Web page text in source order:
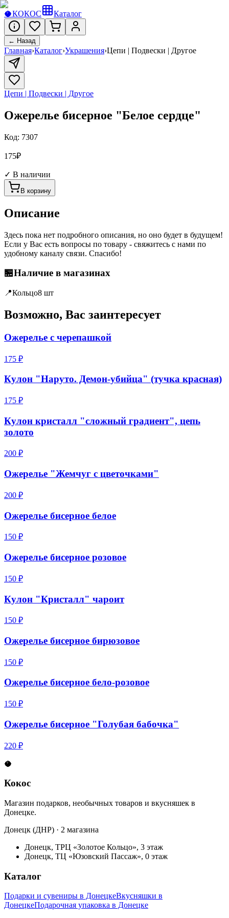
🥥КОКОС Каталог
← Назад
Главная›Каталог›Украшения›Цепи | Подвески | Другое
Цепи | Подвески | Другое
Ожерелье бисерное "Белое сердце"
Код: 7307
175₽
✓ В наличии
В корзину
Описание
Здесь пока нет подробного описания, но оно будет в будущем!
Если у Вас есть вопросы по товару - свяжитесь с нами по
удобному каналу связи. Спасибо!
🏪Наличие в магазинах
📍Кольцо8 шт
Возможно, Вас заинтересует
Ожерелье c черепашкой
175 ₽
Кулон "Наруто. Демон-убийца" (тучка красная)
175 ₽
Кулон кристалл "сложный градиент", цепь
золото
200 ₽
Ожерелье "Жемчуг с цветочками"
200 ₽
Ожерелье бисерное белое
150 ₽
Ожерелье бисерное розовое
150 ₽
Кулон "Кристалл" чароит
150 ₽
Ожерелье бисерное бирюзовое
150 ₽
Ожерелье бисерное бело-розовое
150 ₽
Ожерелье бисерное "Голубая бабочка"
220 ₽
🥥
Кокос
Магазин подарков, необычных товаров и вкусняшек в
Донецке.
Донецк (ДНР) · 2 магазина
Донецк, ТРЦ «Золотое Кольцо», 3 этаж
Донецк, ТЦ «Юзовский Пассаж», 0 этаж
Каталог
Подарки и сувениры в ДонецкеВкусняшки в
ДонецкеПодарочная упаковка в Донецке